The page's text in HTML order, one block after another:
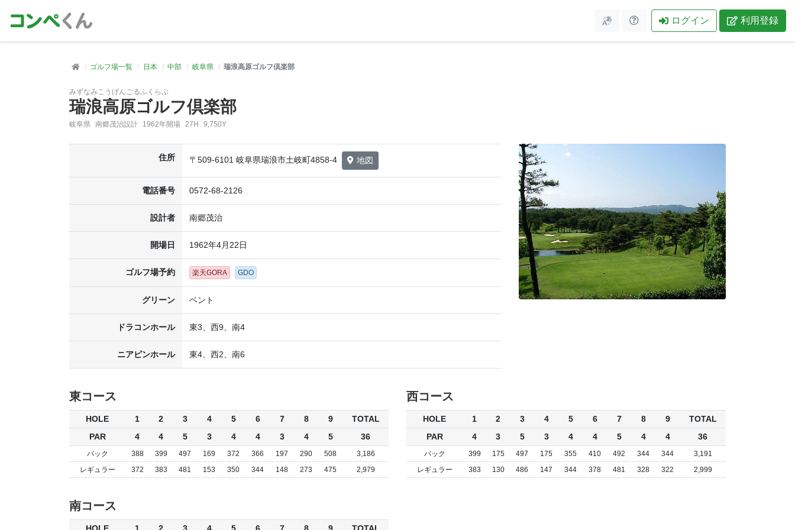
ログイン 利用登録
ゴルフ場一覧 日本 中部 岐阜県 瑞浪高原ゴルフ倶楽部
みずなみこうげんごるふくらぶ
瑞浪高原ゴルフ倶楽部
岐阜県 南郷茂治設計 1962年開場 27H 9,750Y
住所 〒509-6101 岐阜県瑞浪市土岐町4858-4 地図
電話番号 0572-68-2126
設計者 南郷茂治
開場日 1962年4月22日
ゴルフ場予約 楽天GORA GDO
グリーン ベント
ドラコンホール 東3、西9、南4
ニアピンホール 東4、西2、南6
東コース
HOLE 1 2 3 4 5 6 7 8 9
TOTAL
PAR
4 4 5 3 4 4 3 4 5 36
バック 388 399 497 169 372 366 197 290 508
3,186
レギュラー
372 383 481 153 350 344 148 273 475 2,979
西コース
HOLE 1 2 3 4 5 6 7 8 9
TOTAL
PAR
4 3 5 3 4 4 5 4 4 36
バック 399 175 497 175 355 410 492 344 344
3,191
レギュラー
383 130 486 147 344 378 481 328 322 2,999
南コース